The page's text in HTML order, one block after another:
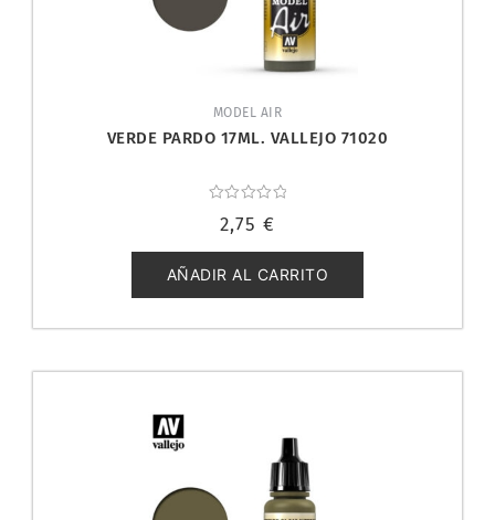
MODEL AIR
VERDE PARDO 17ML. VALLEJO 71020
con
de
5
2,75 €
AÑADIR AL CARRITO